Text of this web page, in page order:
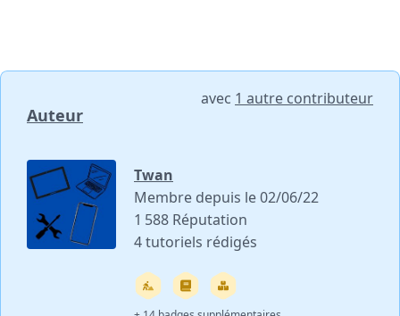
Auteur
avec 1 autre contributeur
Twan
Membre depuis le 02/06/22
1 588 Réputation
4 tutoriels rédigés